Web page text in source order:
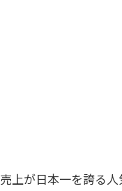
が日本一を誇る人